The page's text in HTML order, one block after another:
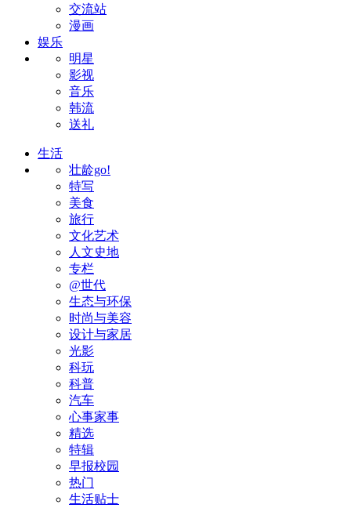
交流站
漫画
娱乐
明星
影视
音乐
韩流
送礼
生活
壮龄go!
特写
美食
旅行
文化艺术
人文史地
专栏
@世代
生态与环保
时尚与美容
设计与家居
光影
科玩
科普
汽车
心事家事
精选
特辑
早报校园
热门
生活贴士